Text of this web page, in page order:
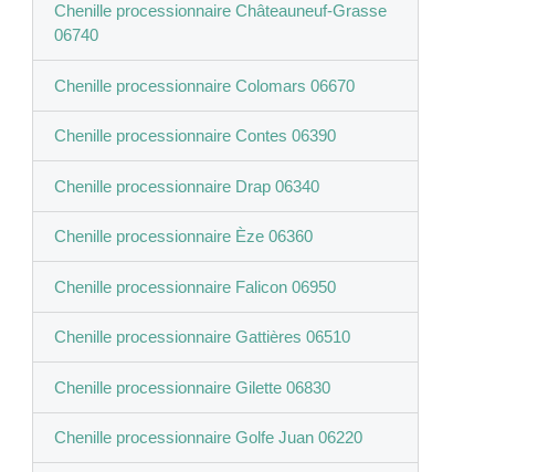
Chenille processionnaire Châteauneuf-Grasse
06740
Chenille processionnaire Colomars 06670
Chenille processionnaire Contes 06390
Chenille processionnaire Drap 06340
Chenille processionnaire Èze 06360
Chenille processionnaire Falicon 06950
Chenille processionnaire Gattières 06510
Chenille processionnaire Gilette 06830
Chenille processionnaire Golfe Juan 06220